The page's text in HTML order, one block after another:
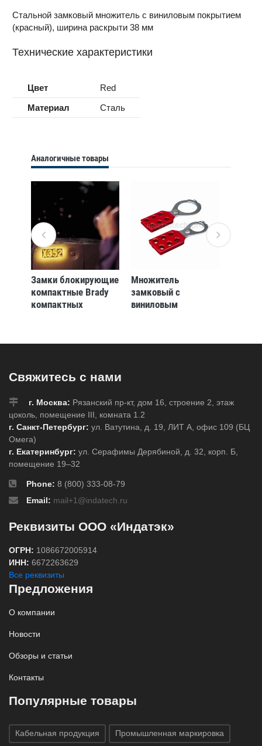
Стальной замковый множитель с виниловым покрытием
(красный), ширина раскрыти 38 мм
Технические характеристики
Цвет
Red
Материал
Сталь
Аналогичные товары
Замки блокирующие
компактные Brady
компактных
-,группа а к
мм, Алюминий, 2,
Множитель
замковый с
виниловым
25 мм, red, Сталь
Свяжитесь с нами
г. Москва: Рязанский пр-кт, дом 16, строение 2, этаж
цоколь, помещение III, комната 1.2
г. Санкт-Петербург: ул. Ватутина, д. 19, ЛИТ А, офис 109 (БЦ
Омега)
г. Екатеринбург: ул. Серафимы Дерябиной, д. 32, корп. Б,
помещение 19–32
Phone: 8 (800) 333-08-79
Email: mail+1@indatech.ru
Реквизиты ООО «Индатэк»
ОГРН: 1086672005914
ИНН: 6672263629
Все реквизиты
Предложения
О компании
Новости
Обзоры и статьи
Контакты
Популярные товары
Кабельная продукция Промышленная маркировка